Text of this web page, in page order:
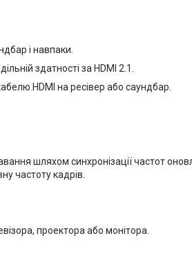
і навпаки.
здатності за HDMI 2.1.
HDMI на ресівер або саундбар.
шляхом синхронізації частот
частоту кадрів.
проектора або монітора.